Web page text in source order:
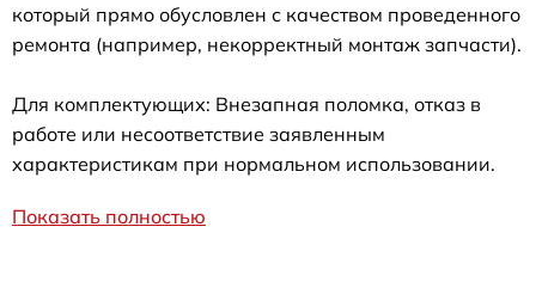
который прямо обусловлен с качеством проведенного
ремонта (например, некорректный монтаж запчасти).
Для комплектующих: Внезапная поломка, отказ в
работе или несоответствие заявленным
характеристикам при нормальном использовании.
Показать полностью